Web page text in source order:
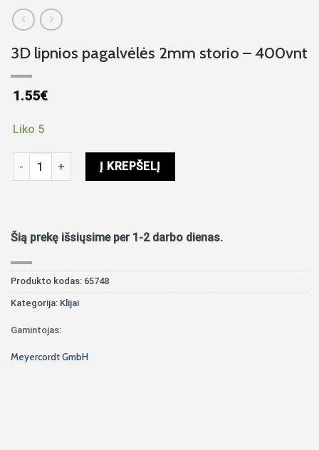
3D lipnios pagalvėlės 2mm storio – 400vnt
1.55€
Liko 5
produkto kiekis: 3D lipnios pagalvėlės 2mm storio - 400vnt
Į KREPŠELĮ
Šią prekę išsiųsime per 1-2 darbo dienas.
Produkto kodas: 65748
Kategorija: Klijai
Gamintojas:
Meyercordt GmbH